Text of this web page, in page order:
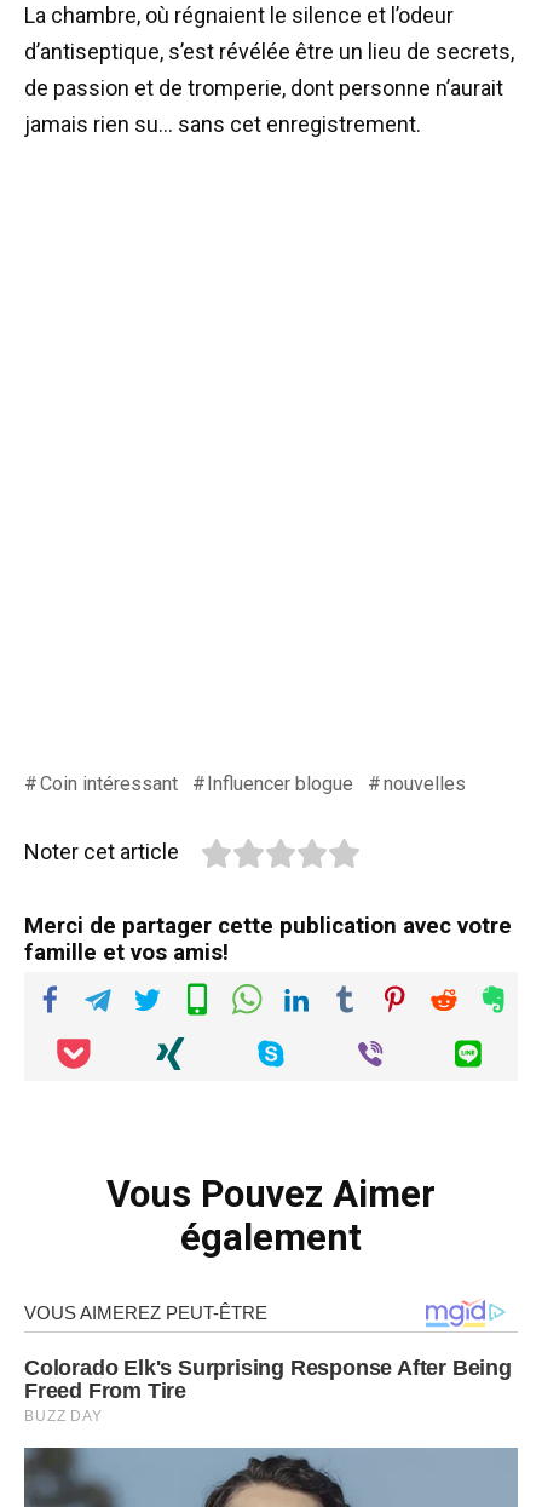
La chambre, où régnaient le silence et l’odeur
d’antiseptique, s’est révélée être un lieu de secrets,
de passion et de tromperie, dont personne n’aurait
jamais rien su… sans cet enregistrement.
Coin intéressant Influencer blogue nouvelles
Noter cet article
Merci de partager cette publication avec votre
famille et vos amis!
Vous Pouvez Aimer
également